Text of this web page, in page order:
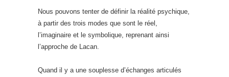
Nous pouvons tenter de définir la réalité psychique,
à partir des trois modes que sont le réel,
l’imaginaire et le symbolique, reprenant ainsi
l’approche de Lacan.
Quand il y a une souplesse d’échanges articulés